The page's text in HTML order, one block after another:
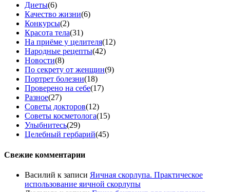
Диеты(6)
Качество жизни(6)
Конкурсы(2)
Красота тела(31)
На приёме у целителя(12)
Народные рецепты(42)
Новости(8)
По секрету от женщин(9)
Портрет болезни(18)
Проверено на себе(17)
Разное(27)
Советы докторов(12)
Советы косметолога(15)
Улыбнитесь(29)
Целебный гербарий(45)
Свежие комментарии
Василий к записи Яичная скорлупа. Практическое
использование яичной скорлупы